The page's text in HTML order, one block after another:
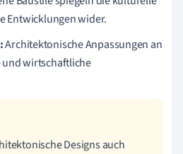
Entwicklungen wider.
Architektonische Anpassungen an
und wirtschaftliche
Designs auch